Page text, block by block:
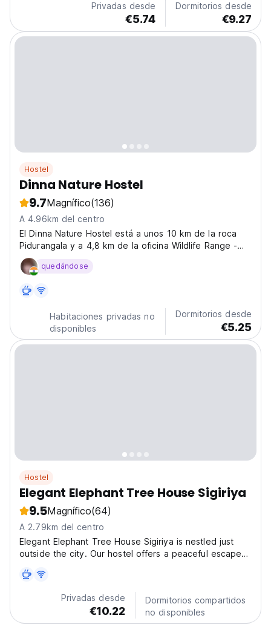
Privadas desde
€5.74
Dormitorios desde
€9.27
Hostel
Dinna Nature Hostel
9.7Magnífico(136)
A 4.96km del centro
El Dinna Nature Hostel está a unos 10 km de la roca
Pidurangala y a 4,8 km de la oficina Wildlife Range -
Sigiriya.
quedándose
Habitaciones privadas no
disponibles
Dormitorios desde
€5.25
Hostel
Elegant Elephant Tree House Sigiriya
9.5Magnífico(64)
A 2.79km del centro
Elegant Elephant Tree House Sigiriya is nestled just
outside the city. Our hostel offers a peaceful escape
Wake up in a mango garden with fresh air and
birdsong, and enjoy breathtaking viewpoints nearby....
Privadas desde
€10.22
Dormitorios compartidos
no disponibles